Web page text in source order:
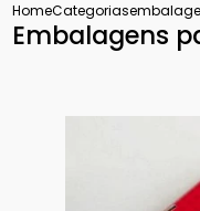
HomeCategorias
Embalagens